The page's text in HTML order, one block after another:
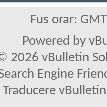
Fus orar:
Powered by
2026 vBulletin
Engine
Traducere